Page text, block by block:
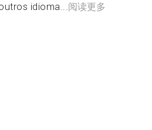
idioma... 阅读更多